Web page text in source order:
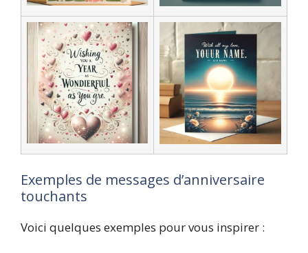
Exemples de messages d’anniversaire
touchants
Voici quelques exemples pour vous inspirer :